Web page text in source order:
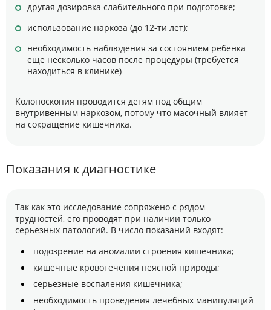
другая дозировка слабительного при подготовке;
использование наркоза (до 12-ти лет);
необходимость наблюдения за состоянием ребенка
еще несколько часов после процедуры (требуется
находиться в клинике)
Колоноскопия проводится детям под общим
внутривенным наркозом, потому что масочный влияет
на сокращение кишечника.
Показания к диагностике
Так как это исследование сопряжено с рядом
трудностей, его проводят при наличии только
серьезных патологий. В число показаний входят:
подозрение на аномалии строения кишечника;
кишечные кровотечения неясной природы;
серьезные воспаления кишечника;
необходимость проведения лечебных манипуляций